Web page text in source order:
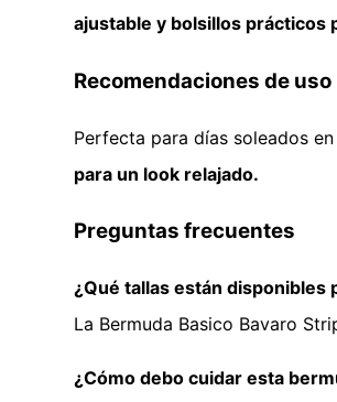
ajustable y bolsillos prácticos
Recomendaciones de uso
Perfecta para días soleados
para un look relajado.
Preguntas frecuentes
¿Qué tallas están disponibles
La Bermuda Basico Bavaro
¿Cómo debo cuidar esta